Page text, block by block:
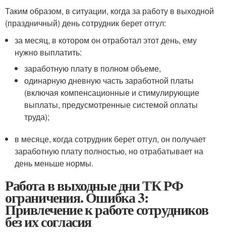
Таким образом, в ситуации, когда за работу в выходной
(праздничный) день сотрудник берет отгул:
за месяц, в котором он отработал этот день, ему
нужно выплатить:
заработную плату в полном объеме,
одинарную дневную часть заработной платы
(включая компенсационные и стимулирующие
выплаты, предусмотренные системой оплаты
труда);
в месяце, когда сотрудник берет отгул, он получает
заработную плату полностью, но отрабатывает на
день меньше нормы.
Работа в выходные дни ТК РФ
ограничения. Ошибка 3:
Привлечение к работе сотрудников
без их согласия